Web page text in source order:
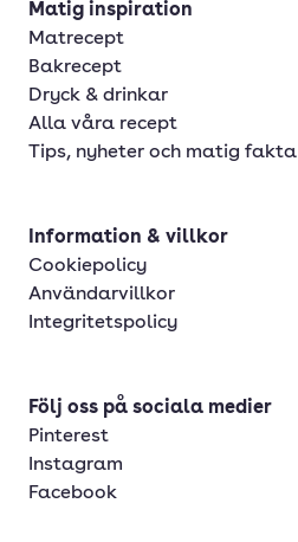
Matig inspiration
Matrecept
Bakrecept
Dryck & drinkar
Alla våra recept
Tips, nyheter och matig fakta
Information & villkor
Cookiepolicy
Användarvillkor
Integritetspolicy
Följ oss på sociala medier
Pinterest
Instagram
Facebook